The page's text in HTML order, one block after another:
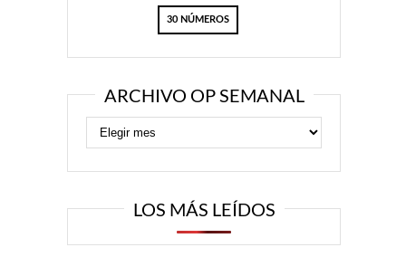
30 NÚMEROS
ARCHIVO OP SEMANAL
LOS MÁS LEÍDOS